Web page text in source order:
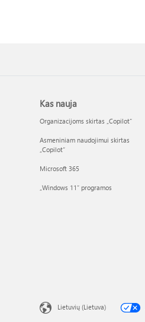
Kas nauja
Organizacijoms skirtas „Copilot“
Asmeniniam naudojimui skirtas
„Copilot“
Microsoft 365
„Windows 11“ programos
Lietuvių (Lietuva)